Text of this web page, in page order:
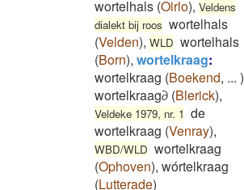
wortelhals (Oirlo), Veldens
dialekt bij roos wortelhals
(Velden), WLD wortelhals
(Born), wortelkraag:
wortelkraag (Boekend, ... )
wortelkraag∂ (Blerick),
Veldeke 1979, nr. 1 de
wortelkraag (Venray),
WBD/WLD wortelkraag
(Ophoven), wórtelkraag
(Lutterade)